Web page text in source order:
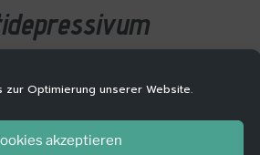
Optimierung unserer Website.
akzeptieren
apathisch